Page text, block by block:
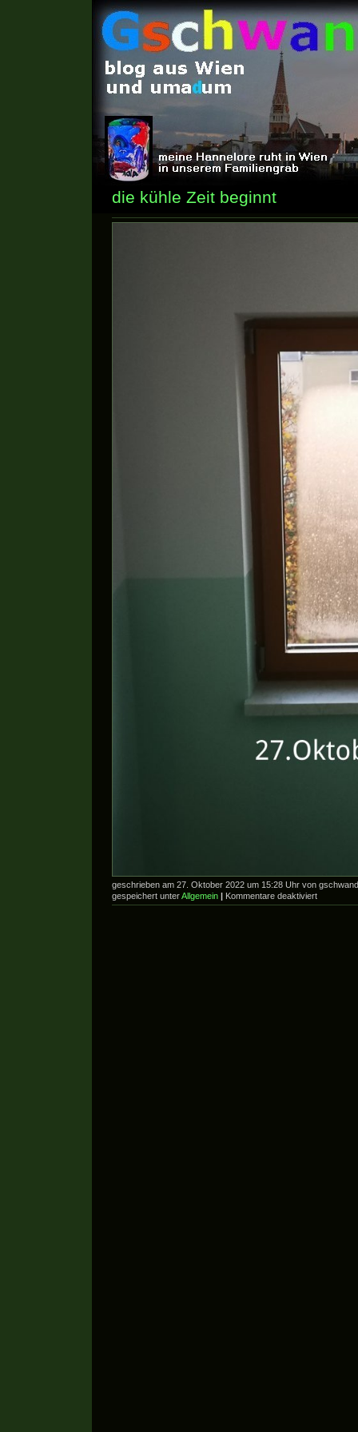
die kühle Zeit beginnt
geschrieben am 27. Oktober 2022 um 15:28 Uhr von
gespeichert unterAllgemein | Kommentare deaktiviertfür
die